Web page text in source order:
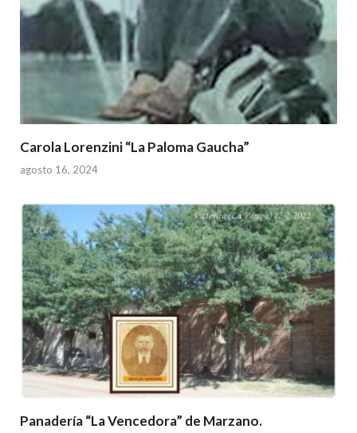
Carola Lorenzini “La Paloma Gaucha”
agosto 16, 2024
Panadería “La Vencedora” de Marzano.